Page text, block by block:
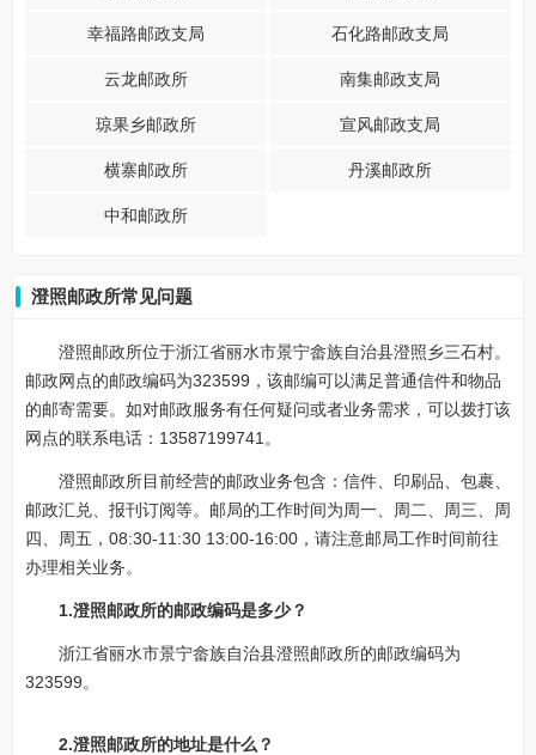
幸福路邮政支局 石化路邮政支局
云龙邮政所 南集邮政支局
琼果乡邮政所 宣风邮政支局
横寨邮政所 丹溪邮政所
中和邮政所
澄照邮政所常见问题
澄照邮政所位于浙江省丽水市景宁畲族自治县澄照乡三石村。
邮政网点的邮政编码为323599，该邮编可以满足普通信件和物品
的邮寄需要。如对邮政服务有任何疑问或者业务需求，可以拨打该
网点的联系电话：13587199741。
澄照邮政所目前经营的邮政业务包含：信件、印刷品、包裹、
邮政汇兑、报刊订阅等。邮局的工作时间为周一、周二、周三、周
四、周五，08:30-11:30 13:00-16:00，请注意邮局工作时间前往
办理相关业务。
1.澄照邮政所的邮政编码是多少？
浙江省丽水市景宁畲族自治县澄照邮政所的邮政编码为
323599。
2.澄照邮政所的地址是什么？